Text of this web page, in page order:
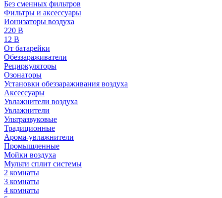
Без сменных фильтров
Фильтры и аксессуары
Ионизаторы воздуха
220 В
12 В
От батарейки
Обеззараживатели
Рециркуляторы
Озонаторы
Установки обеззараживания воздуха
Аксессуары
Увлажнители воздуха
Увлажнители
Ультразвуковые
Традиционные
Арома-увлажнители
Промышленные
Мойки воздуха
Мульти сплит системы
2 комнаты
3 комнаты
4 комнаты